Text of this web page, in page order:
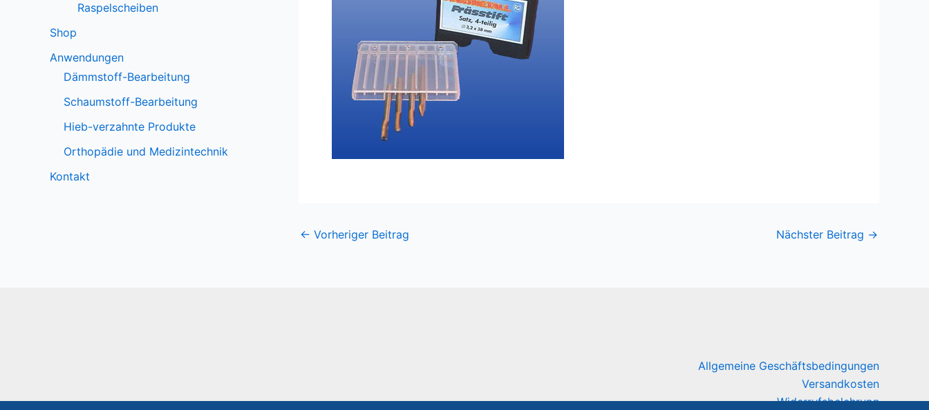
Raspelscheiben
Shop
Anwendungen
Dämmstoff-Bearbeitung
Schaumstoff-Bearbeitung
Hieb-verzahnte Produkte
Orthopädie und Medizintechnik
Kontakt
← Vorheriger Beitrag Nächster Beitrag →
Allgemeine Geschäftsbedingungen
Versandkosten
Widerrufsbelehrung